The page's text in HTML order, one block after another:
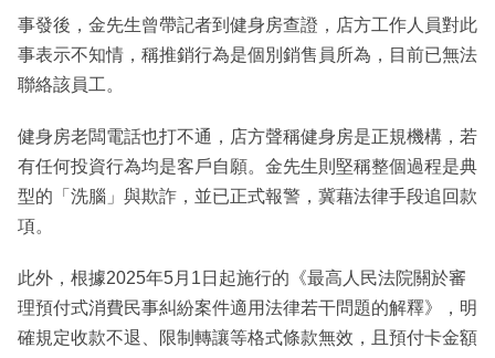
事發後，金先生曾帶記者到健身房查證，店方工作人員對此
事表示不知情，稱推銷行為是個別銷售員所為，目前已無法
聯絡該員工。
健身房老闆電話也打不通，店方聲稱健身房是正規機構，若
有任何投資行為均是客戶自願。金先生則堅稱整個過程是典
型的「洗腦」與欺詐，並已正式報警，冀藉法律手段追回款
項。
此外，根據2025年5月1日起施行的《最高人民法院關於審
理預付式消費民事糾紛案件適用法律若干問題的解釋》，明
確規定收款不退、限制轉讓等格式條款無效，且預付卡金額